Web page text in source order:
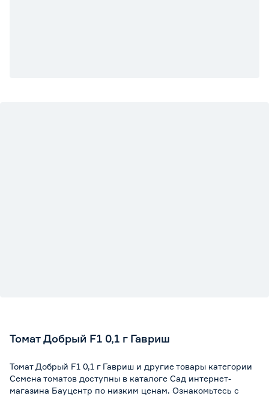
Томат Добрый F1 0,1 г Гавриш
Томат Добрый F1 0,1 г Гавриш и другие товары категории
Семена томатов доступны в каталоге Сад интернет-
магазина Бауцентр по низким ценам. Ознакомьтесь с